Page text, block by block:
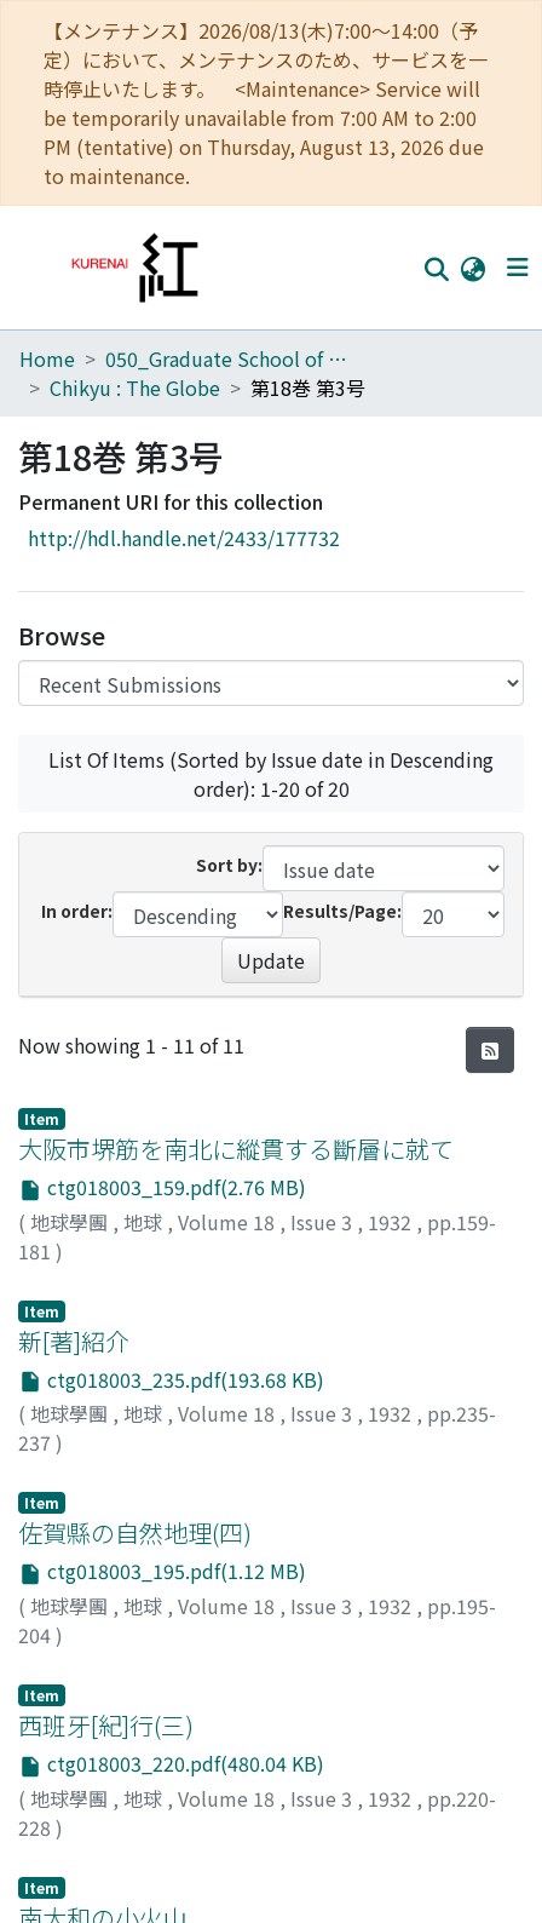
【メンテナンス】2026/08/13(木)7:00～14:00（予
定）において、メンテナンスのため、サービスを一
時停止いたします。 <Maintenance> Service will
be temporarily unavailable from 7:00 AM to 2:00
PM (tentative) on Thursday, August 13, 2026 due
to maintenance.
Home
Browse
Download Ranking
Access Statistics
Home
050_Graduate School of Science
Chikyu : The Globe
第18巻 第3号
第18巻 第3号
Permanent URI for this collection
http://hdl.handle.net/2433/177732
Browse
List Of Items (Sorted by Issue date in Descending
order): 1-20 of 20
Sort by:
In order:
Results/Page:
Update
Recent Submissions
Now showing 1 - 11 of 11
Item
大阪市堺筋を南北に縱貫する斷層に就て
ctg018003_159.pdf(2.76 MB)
( 地球學團 , 地球 , Volume 18 , Issue 3 , 1932 , pp.159-
181 )
Item
新[著]紹介
ctg018003_235.pdf(193.68 KB)
( 地球學團 , 地球 , Volume 18 , Issue 3 , 1932 , pp.235-
237 )
Item
佐賀縣の自然地理(四)
ctg018003_195.pdf(1.12 MB)
( 地球學團 , 地球 , Volume 18 , Issue 3 , 1932 , pp.195-
204)
Item
西班牙[紀]行(三)
ctg018003_220.pdf(480.04 KB)
( 地球學團 , 地球 , Volume 18 , Issue 3 , 1932 , pp.220-
228 )
Item